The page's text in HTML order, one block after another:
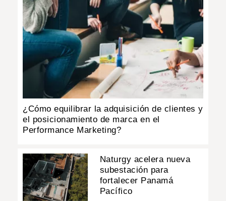
IMPRESO
¿Cómo equilibrar la adquisición de clientes y
el posicionamiento de marca en el
Performance Marketing?
Naturgy acelera nueva
subestación para
fortalecer Panamá
Pacífico